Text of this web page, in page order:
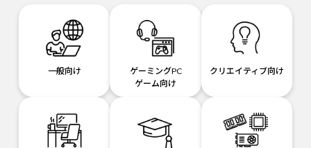
一般向け
ゲーミングPC
ゲーム向け
クリエイティブ向け